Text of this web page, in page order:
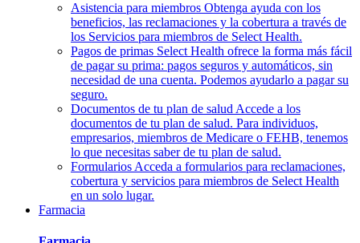
Asistencia para miembros Obtenga ayuda con los
beneficios, las reclamaciones y la cobertura a través de
los Servicios para miembros de Select Health.
Pagos de primas Select Health ofrece la forma más fácil
de pagar su prima: pagos seguros y automáticos, sin
necesidad de una cuenta. Podemos ayudarlo a pagar su
seguro.
Documentos de tu plan de salud Accede a los
documentos de tu plan de salud. Para individuos,
empresarios, miembros de Medicare o FEHB, tenemos
lo que necesitas saber de tu plan de salud.
Formularios Acceda a formularios para reclamaciones,
cobertura y servicios para miembros de Select Health
en un solo lugar.
Farmacia